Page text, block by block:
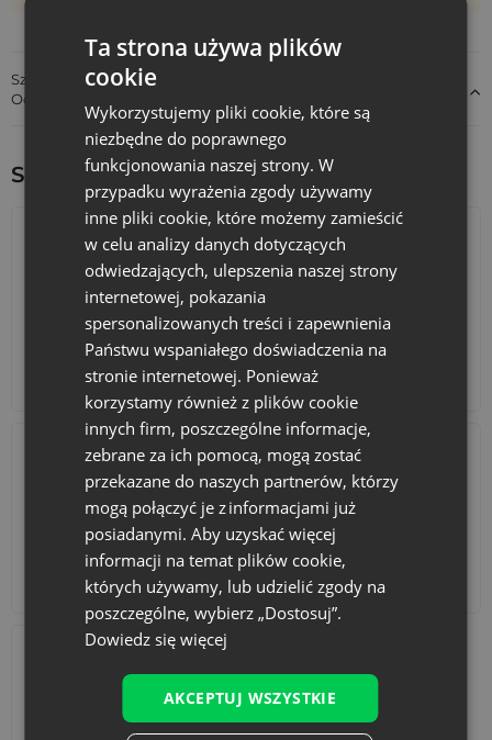
Symboliczny prezent:Suszone płatki kwiatów, kamyk na
szczęście lub zwinięty liścik z życzeniami.
Stwórz woreczek z własnym charakterem
Chcesz, by Twoje prezenty były jeszcze bardziej osobiste? Na
woreczkach możemy umieścić logo Twojej firmy, świąteczną
grafikę lub inicjały. Skontaktuj się z nami, a pomożemy Ci
stworzyć opakowanie, które opowie Twoją historię i na długo
pozostanie w pamięci obdarowanych.
Czy woreczki są wytrzymałe?
Tak, mimo swojej delikatności, organza jest materiałem
odpornym na rozdarcia. Woreczki bez problemu utrzymają
ciężar drobnych przedmiotów, takich jak biżuteria czy
kosmetyki.
Czy mogę zamówić mniejszą ilość niż 10 sztuk?
Woreczki sprzedawane są w pakietach po 10 sztuk, co jest
optymalną ilością do przygotowania upominków dla
najbliższych lub małej grupy klientów.
Jak dbać o woreczki, by służyły jak najdłużej?
Woreczki z organzy można prać ręcznie w niskiej
temperaturze. Dzięki temu mogą być używane wielokrotnie,
np. do przechowywania biżuterii czy innych drobiazgów.
Szczegóły dotyczące zgodności produktu z przepisami:
Odpowiedzialność za produkt
Sprawdź inne ciekawe produkty:
Kalendarze adwentowe Torby bawełniane
Akcesoria i dekoracje Zestawy
Ta strona używa plików
cookie
Wykorzystujemy pliki cookie, które są
niezbędne do poprawnego
funkcjonowania naszej strony. W
przypadku wyrażenia zgody używamy
inne pliki cookie, które możemy zamieścić
w celu analizy danych dotyczących
odwiedzających, ulepszenia naszej strony
internetowej, pokazania
spersonalizowanych treści i zapewnienia
Państwu wspaniałego doświadczenia na
stronie internetowej. Ponieważ
korzystamy również z plików cookie
innych firm, poszczególne informacje,
zebrane za ich pomocą, mogą zostać
przekazane do naszych partnerów, którzy
mogą połączyć je z informacjami już
posiadanymi. Aby uzyskać więcej
informacji na temat plików cookie,
których używamy, lub udzielić zgody na
poszczególne, wybierz „Dostosuj”.
Dowiedz się więcej
AKCEPTUJ WSZYSTKIE